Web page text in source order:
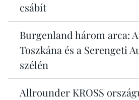
csábít
Burgenland három arca:
Toszkána és a Serengeti
szélén
Allrounder KROSS